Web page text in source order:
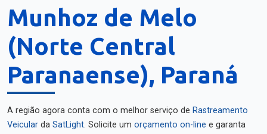
Munhoz de Melo
(Norte Central
Paranaense), Paraná
A região agora conta com o melhor serviço de Rastreamento
Veicular da SatLight. Solicite um orçamento on-line e garanta